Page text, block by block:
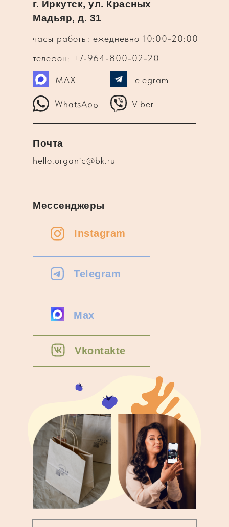
часы работы: ежедневно 10:00-20:00
г. Иркутск, ул. Красных
Мадьяр, д. 31
телефон: +7-964-800-02-20
WhatsApp Viber
Telegram
MAX
hello.organic@bk.ru
Почта
Instagram
Telegram
Max
Vkontakte
Мессенджеры